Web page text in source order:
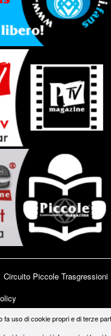
Circuito Piccole Trasgressioni
fa uso di cookie propri e di terze